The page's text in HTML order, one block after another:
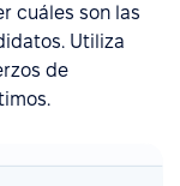
cuáles son las
Utiliza
de